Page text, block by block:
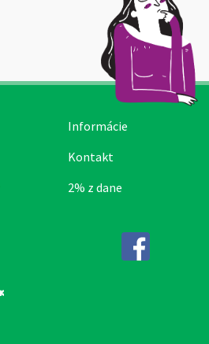
Informácie
Kontakt
2% z dane